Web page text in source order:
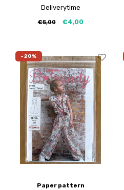
Deliverytime
€5,00 €4,00
-20%
Paper pattern